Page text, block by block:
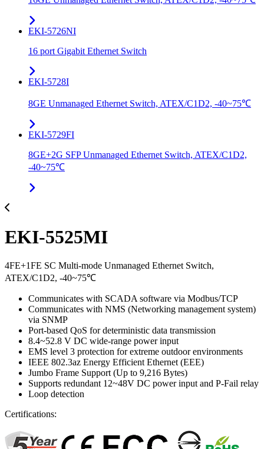
EKI-5726NI
16 port Gigabit Ethernet Switch
EKI-5728I
8GE Unmanaged Ethernet Switch, ATEX/C1D2, -40~75℃
EKI-5729FI
8GE+2G SFP Unmanaged Ethernet Switch, ATEX/C1D2,
-40~75℃
EKI-5525MI
4FE+1FE SC Multi-mode Unmanaged Ethernet Switch,
ATEX/C1D2, -40~75℃
Communicates with SCADA software via Modbus/TCP
Communicates with NMS (Networking management system)
via SNMP
Port-based QoS for deterministic data transmission
8.4~52.8 V DC wide-range power input
EMS level 3 protection for extreme outdoor environments
IEEE 802.3az Energy Efficient Ethernet (EEE)
Jumbo Frame Support (Up to 9,216 Bytes)
Supports redundant 12~48V DC power input and P-Fail relay
Loop detection
Certifications: